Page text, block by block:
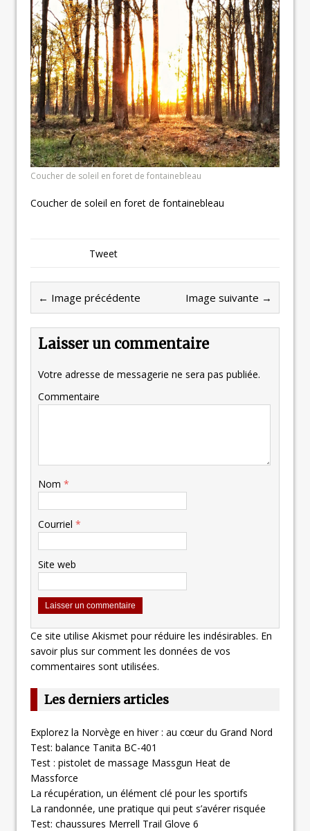
Coucher de soleil en foret de fontainebleau
Coucher de soleil en foret de fontainebleau
Tweet
← Image précédente Image suivante →
Laisser un commentaire
Votre adresse de messagerie ne sera pas publiée.
Commentaire
Nom *
Courriel *
Site web
Ce site utilise Akismet pour réduire les indésirables. En
savoir plus sur comment les données de vos
commentaires sont utilisées.
Les derniers articles
Explorez la Norvège en hiver : au cœur du Grand Nord
Test: balance Tanita BC-401
Test : pistolet de massage Massgun Heat de
Massforce
La récupération, un élément clé pour les sportifs
La randonnée, une pratique qui peut s’avérer risquée
Test: chaussures Merrell Trail Glove 6